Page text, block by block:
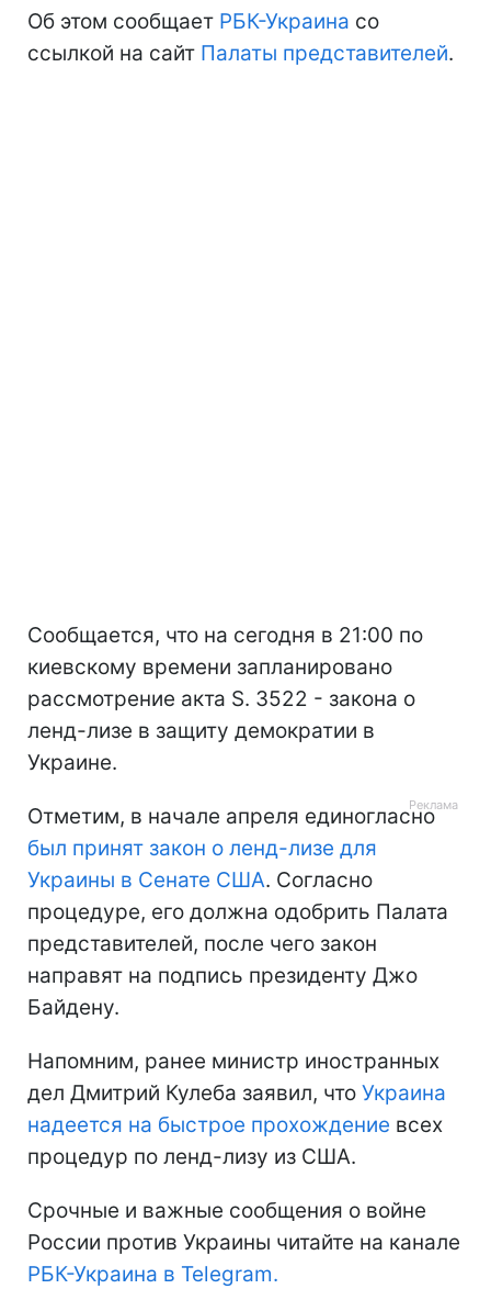
Об этом сообщает РБК-Украина со
ссылкой на сайт Палаты представителей.
Сообщается, что на сегодня в 21:00 по
киевскому времени запланировано
рассмотрение акта S. 3522 - закона о
ленд-лизе в защиту демократии в
Украине.
Отметим, в начале апреля единогласно
был принят закон о ленд-лизе для
Украины в Сенате США. Согласно
процедуре, его должна одобрить Палата
представителей, после чего закон
направят на подпись президенту Джо
Байдену.
Напомним, ранее министр иностранных
дел Дмитрий Кулеба заявил, что Украина
надеется на быстрое прохождение всех
процедур по ленд-лизу из США.
Срочные и важные сообщения о войне
России против Украины читайте на канале
РБК-Украина в Telegram.